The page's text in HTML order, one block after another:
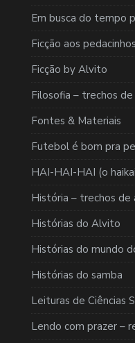
Em busca do tempo
Ficção aos pedacinhos
Ficção by Alvito
Filosofia – trechos
Fontes & Materiais
Futebol é bom pra
HAI-HAI-HAI (o
História – trechos de
Histórias do Alvito
Histórias do mundo
Histórias do samba
Leituras de Ciências
Lendo com prazer –